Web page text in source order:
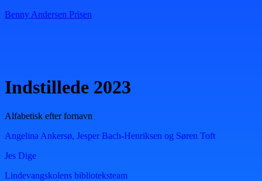
Benny Andersen Prisen
Indstillede 2023
Alfabetisk efter fornavn
Angelina Ankersø, Jesper Bach-Henriksen og Søren Toft
Jes Dige
Lindevangskolens biblioteksteam